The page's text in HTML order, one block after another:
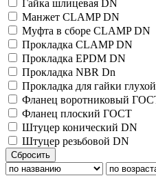
Гайка шлицевая DN
Манжет CLAMP DN
Муфта в сборе CLAMP DN
Прокладка CLAMP DN
Прокладка EPDM DN
Прокладка NBR Dn
Прокладка для гайки глухой
Фланец воротниковый
Фланец плоский ГОСТ
Штуцер конический DN
Штуцер резьбовой DN
Сбросить